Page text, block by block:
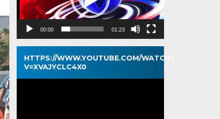
00:00 01:23
HTTPS://WWW.YOUTUBE.COM/WATCH?
V=XVAJYCLC4X0
Pemutar